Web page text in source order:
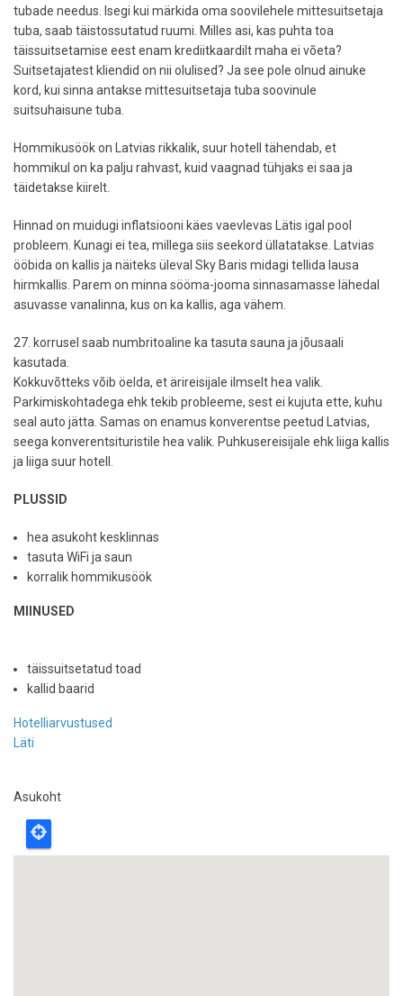
tubade needus. Isegi kui märkida oma soovilehele mittesuitsetaja
tuba, saab täistossutatud ruumi. Milles asi, kas puhta toa
täissuitsetamise eest enam krediitkaardilt maha ei võeta?
Suitsetajatest kliendid on nii olulised? Ja see pole olnud ainuke
kord, kui sinna antakse mittesuitsetaja tuba soovinule
suitsuhaisune tuba.
Hommikusöök on Latvias rikkalik, suur hotell tähendab, et
hommikul on ka palju rahvast, kuid vaagnad tühjaks ei saa ja
täidetakse kiirelt.
Hinnad on muidugi inflatsiooni käes vaevlevas Lätis igal pool
probleem. Kunagi ei tea, millega siis seekord üllatatakse. Latvias
ööbida on kallis ja näiteks üleval Sky Baris midagi tellida lausa
hirmkallis. Parem on minna sööma-jooma sinnasamasse lähedal
asuvasse vanalinna, kus on ka kallis, aga vähem.
27. korrusel saab numbritoaline ka tasuta sauna ja jõusaali
kasutada.
Kokkuvõtteks võib öelda, et ärireisijale ilmselt hea valik.
Parkimiskohtadega ehk tekib probleeme, sest ei kujuta ette, kuhu
seal auto jätta. Samas on enamus konverentse peetud Latvias,
seega konverentsituristile hea valik. Puhkusereisijale ehk liiga kallis
ja liiga suur hotell.
PLUSSID
hea asukoht kesklinnas
tasuta WiFi ja saun
korralik hommikusöök
MIINUSED
täissuitsetatud toad
kallid baarid
Hotelliarvustused
Läti
Asukoht